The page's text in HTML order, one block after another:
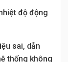
độ động
sai, dẫn
thống không